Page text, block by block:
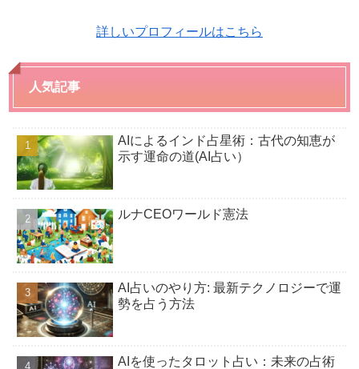
詳しいプロフィールはこちら
人気記事
AIによるインド占星術：古代の知恵が
示す運命の道(AI占い）
ルナCEOワールド憲法
AI占いのやり方: 最新テクノロジーで運
勢を占う方法
AIを使ったタロット占い：未来の占術